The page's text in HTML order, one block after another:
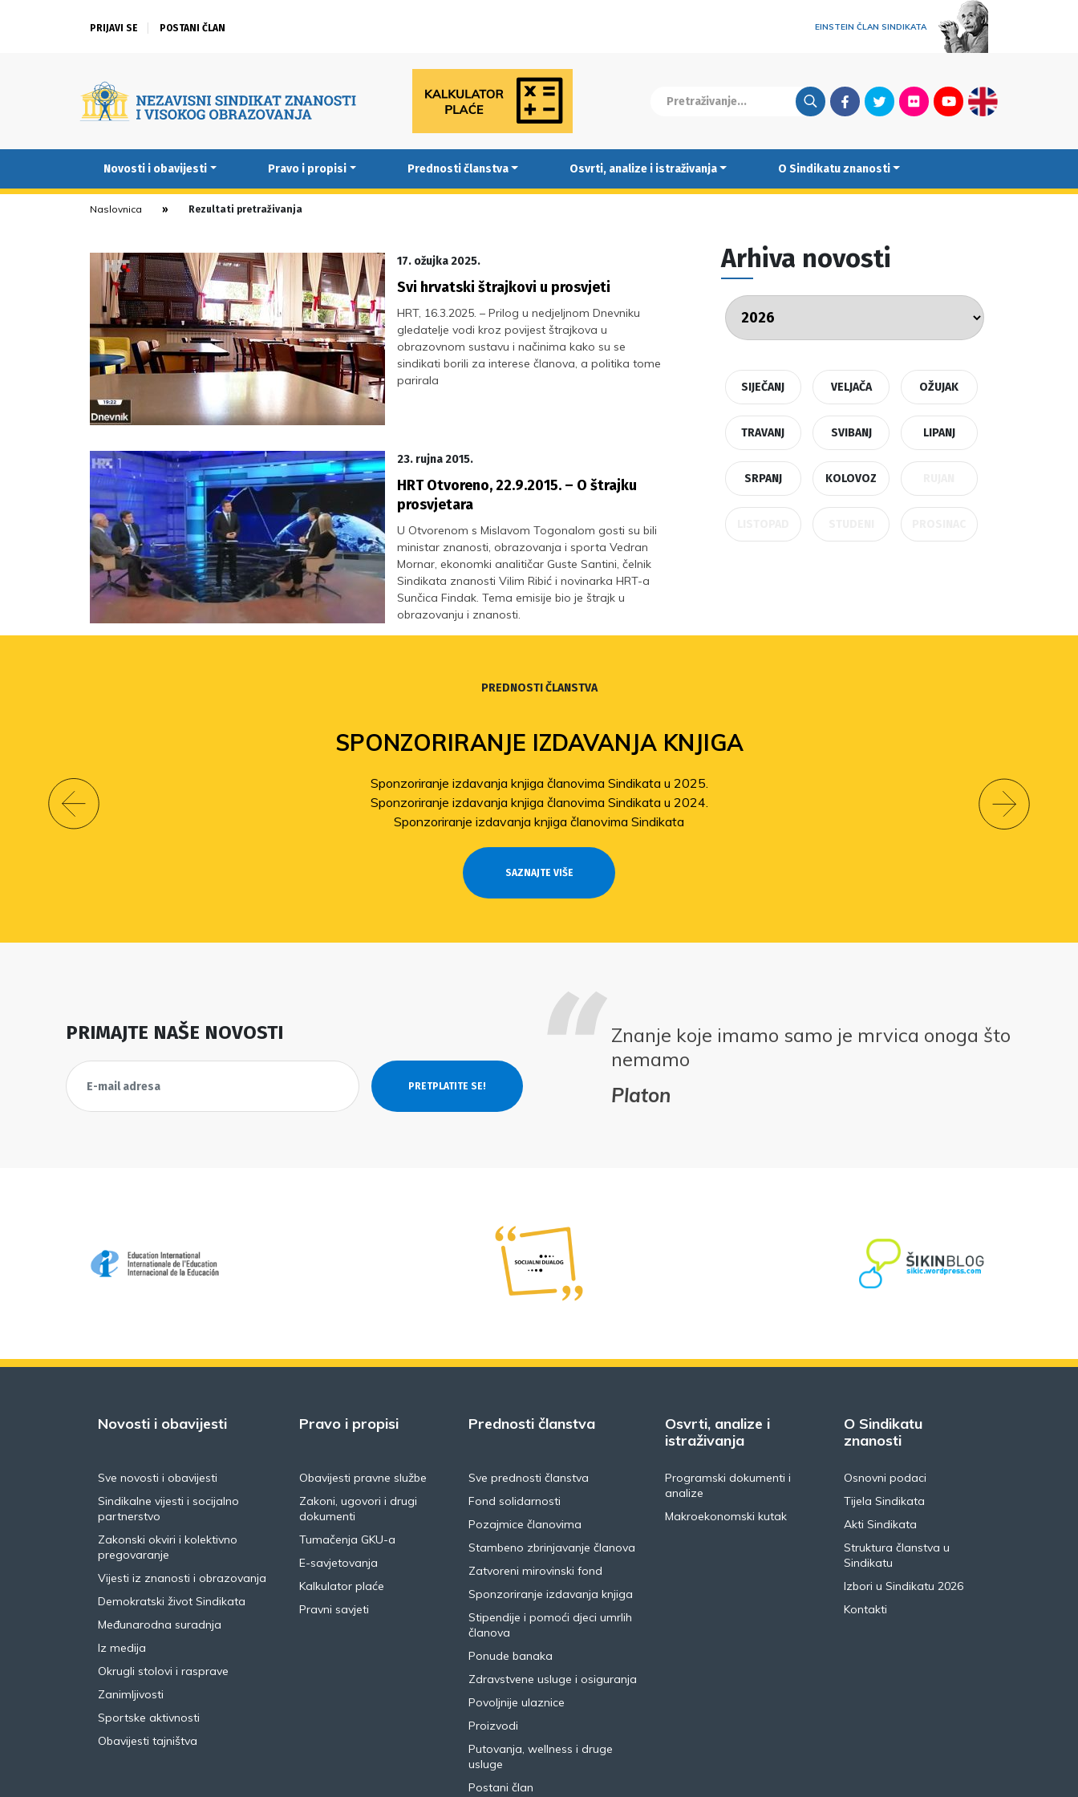
PRIJAVI SE POSTANI ČLAN EINSTEIN ČLAN SINDIKATA
FacebookTwitterFlickrYoutubeEnglish
Novosti i obavijesti Pravo i propisi Prednosti članstva Osvrti, analize i istraživanja O Sindikatu znanosti
Naslovnica Rezultati pretraživanja
17. ožujka 2025.
Svi hrvatski štrajkovi u prosvjeti
HRT, 16.3.2025. – Prilog u nedjeljnom Dnevniku
gledatelje vodi kroz povijest štrajkova u
obrazovnom sustavu i načinima kako su se
sindikati borili za interese članova, a politika tome
parirala
23. rujna 2015.
HRT Otvoreno, 22.9.2015. – O štrajku
prosvjetara
U Otvorenom s Mislavom Togonalom gosti su bili
ministar znanosti, obrazovanja i sporta Vedran
Mornar, ekonomki analitičar Guste Santini, čelnik
Sindikata znanosti Vilim Ribić i novinarka HRT-a
Sunčica Findak. Tema emisije bio je štrajk u
obrazovanju i znanosti.
Arhiva novosti
SIJEČANJ VELJAČA OŽUJAK
TRAVANJ SVIBANJ LIPANJ
SRPANJ KOLOVOZ
PREDNOSTI ČLANSTVA
SPONZORIRANJE IZDAVANJA KNJIGA
Sponzoriranje izdavanja knjiga članovima Sindikata u 2025.
Sponzoriranje izdavanja knjiga članovima Sindikata u 2024.
Sponzoriranje izdavanja knjiga članovima Sindikata
SAZNAJTE VIŠE
PRIMAJTE NAŠE NOVOSTI
Znanje koje imamo samo je mrvica onoga što
nemamo
Platon
Novosti i obavijesti
Sve novosti i obavijesti
Sindikalne vijesti i socijalno
partnerstvo
Zakonski okviri i kolektivno
pregovaranje
Vijesti iz znanosti i obrazovanja
Demokratski život Sindikata
Međunarodna suradnja
Iz medija
Okrugli stolovi i rasprave
Zanimljivosti
Sportske aktivnosti
Obavijesti tajništva
Pravo i propisi
Obavijesti pravne službe
Zakoni, ugovori i drugi
dokumenti
Tumačenja GKU-a
E-savjetovanja
Kalkulator plaće
Pravni savjeti
Prednosti članstva
Sve prednosti članstva
Fond solidarnosti
Pozajmice članovima
Stambeno zbrinjavanje članova
Zatvoreni mirovinski fond
Sponzoriranje izdavanja knjiga
Stipendije i pomoći djeci umrlih
članova
Ponude banaka
Zdravstvene usluge i osiguranja
Povoljnije ulaznice
Proizvodi
Putovanja, wellness i druge
usluge
Postani član
Osvrti, analize i
istraživanja
Programski dokumenti i
analize
Makroekonomski kutak
O Sindikatu
znanosti
Osnovni podaci
Tijela Sindikata
Akti Sindikata
Struktura članstva u
Sindikatu
Izbori u Sindikatu 2026
Kontakti